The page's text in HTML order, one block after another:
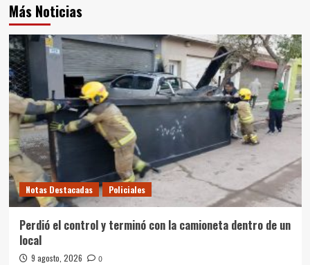
Más Noticias
Notas Destacadas Policiales
Perdió el control y terminó con la camioneta dentro de un
local
9 agosto, 2026 0